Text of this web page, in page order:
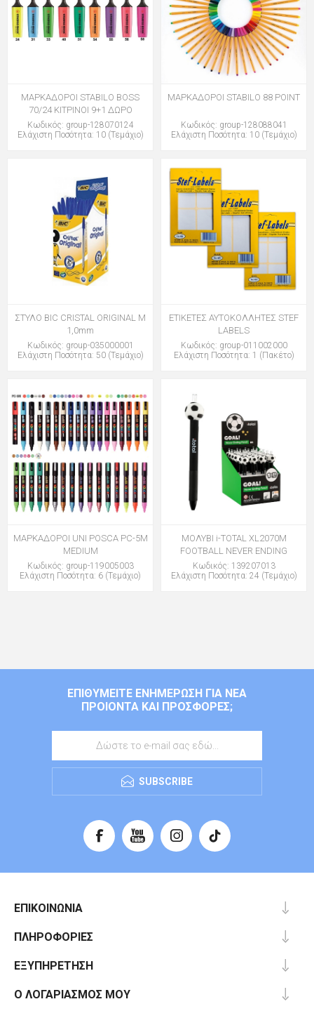
ΜΑΡΚΑΔΟΡΟΙ STABILO BOSS
70/24 ΚΙΤΡΙΝΟΙ 9+1 ΔΩΡΟ
Κωδικός: group-128070124
Ελάχιστη Ποσότητα: 10 (Τεμάχιο)
ΜΑΡΚΑΔΟΡΟΙ STABILO 88 POINT
Κωδικός: group-128088041
Ελάχιστη Ποσότητα: 10 (Τεμάχιο)
ΣΤΥΛΟ BIC CRISTAL ORIGINAL M
1,0mm
Κωδικός: group-035000001
Ελάχιστη Ποσότητα: 50 (Τεμάχιο)
ΕΤΙΚΕΤΕΣ ΑΥΤΟΚΟΛΛΗΤΕΣ STEF
LABELS
Κωδικός: group-011002000
Ελάχιστη Ποσότητα: 1 (Πακέτο)
ΜΑΡΚΑΔΟΡΟΙ UNI POSCA PC-5M
MEDIUM
Κωδικός: group-119005003
Ελάχιστη Ποσότητα: 6 (Τεμάχιο)
ΜΟΛΥΒΙ i-TOTAL XL2070M
FOOTBALL NEVER ENDING
Κωδικός: 139207013
Ελάχιστη Ποσότητα: 24 (Τεμάχιο)
ΕΠΙΘΥΜΕΊΤΕ ΕΝΗΜΈΡΩΣΗ ΓΙΑ ΝΈΑ
ΠΡΟΙΌΝΤΑ ΚΑΙ ΠΡΟΣΦΟΡΈΣ;
SUBSCRIBE
ΕΠΙΚΟΙΝΩΝΊΑ
ΠΛΗΡΟΦΟΡΊΕΣ
ΕΞΥΠΗΡΈΤΗΣΗ
Ο ΛΟΓΑΡΙΑΣΜΌΣ ΜΟΥ